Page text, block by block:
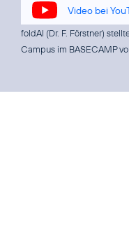
Video bei
foldAI (Dr. F. Förstner)
Campus im BASECAMP